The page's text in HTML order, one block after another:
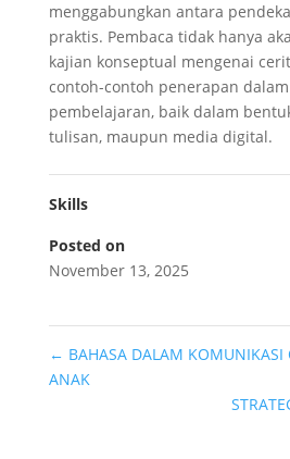
menggabungkan antara
praktis. Pembaca tidak hanya
kajian konseptual mengenai
contoh-contoh penerapan
pembelajaran, baik dalam
tulisan, maupun media digital.
Skills
Posted on
November 13, 2025
← BAHASA DALAM KOMUNIKASI
ANAK